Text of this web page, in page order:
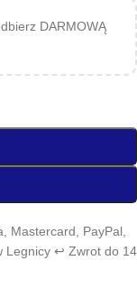
DARMOWĄ
Mastercard, PayPal,
Legnicy ↩️ Zwrot do 14